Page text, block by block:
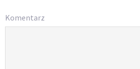
Komentarz